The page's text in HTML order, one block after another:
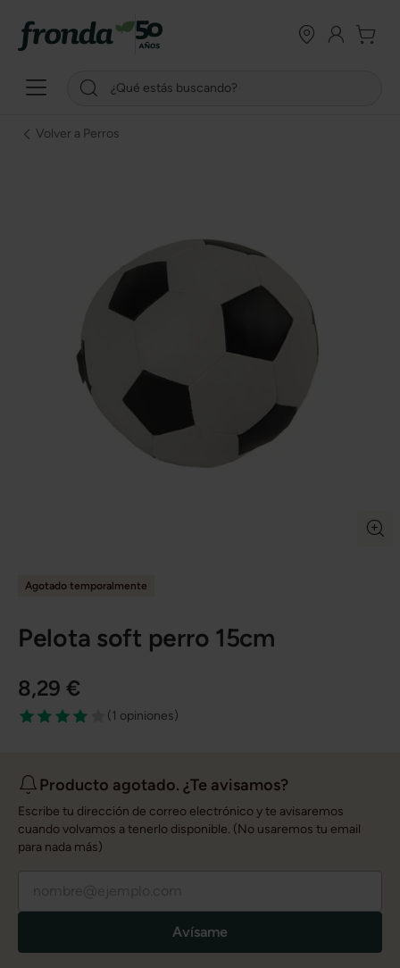
Volver a Perros
Agotado temporalmente
Pelota soft perro 15cm
8,29 €
(1 opiniones)
Producto agotado. ¿Te avisamos?
Escribe tu dirección de correo electrónico y te avisaremos
cuando volvamos a tenerlo disponible. (No usaremos tu email
para nada más)
Avísame